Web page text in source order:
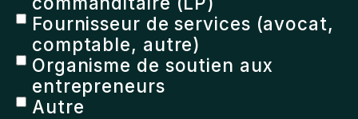
Fournisseur de services (avocat,
comptable, autre)
Organisme de soutien aux
entrepreneurs
Autre